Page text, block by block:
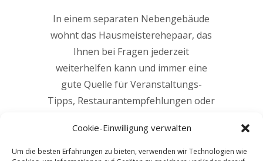
Cookie-Einwilligung verwalten
Um die besten Erfahrungen zu bieten, verwenden wir Technologien wie
In einem separaten Nebengebäude
wohnt das Hausmeisterehepaar, das
Ihnen bei Fragen jederzeit
weiterhelfen kann und immer eine
gute Quelle für Veranstaltungs-
Tipps, Restaurantempfehlungen oder